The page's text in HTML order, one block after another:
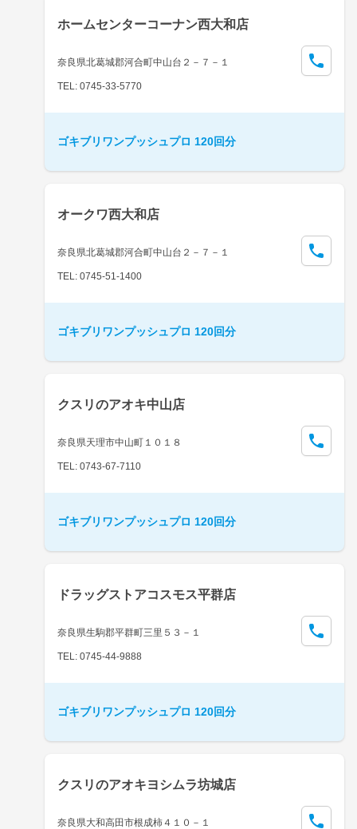
ホームセンターコーナン西大和店
奈良県北葛城郡河合町中山台２－７－１
TEL: 0745-33-5770
ゴキブリワンプッシュプロ 120回分
オークワ西大和店
奈良県北葛城郡河合町中山台２－７－１
TEL: 0745-51-1400
ゴキブリワンプッシュプロ 120回分
クスリのアオキ中山店
奈良県天理市中山町１０１８
TEL: 0743-67-7110
ゴキブリワンプッシュプロ 120回分
ドラッグストアコスモス平群店
奈良県生駒郡平群町三里５３－１
TEL: 0745-44-9888
ゴキブリワンプッシュプロ 120回分
クスリのアオキヨシムラ坊城店
奈良県大和高田市根成柿４１０－１